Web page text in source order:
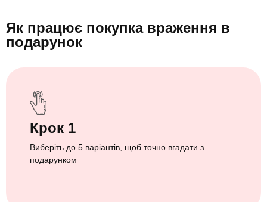
Як працює покупка враження в
подарунок
Крок 1
Виберіть до 5 варіантів, щоб точно вгадати з
подарунком